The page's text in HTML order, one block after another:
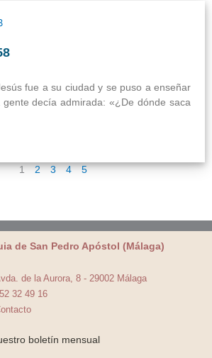
fue a su ciudad y se puso a enseñar
decía admirada: «¿De dónde saca
1 2 3 4 5
de San Pedro Apóstol (Málaga)
de la Aurora, 8 - 29002 Málaga
32 49 16
boletín mensual